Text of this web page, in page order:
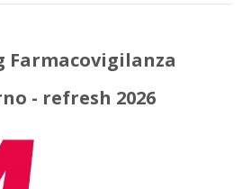
Farmacovigilanza
- refresh 2026